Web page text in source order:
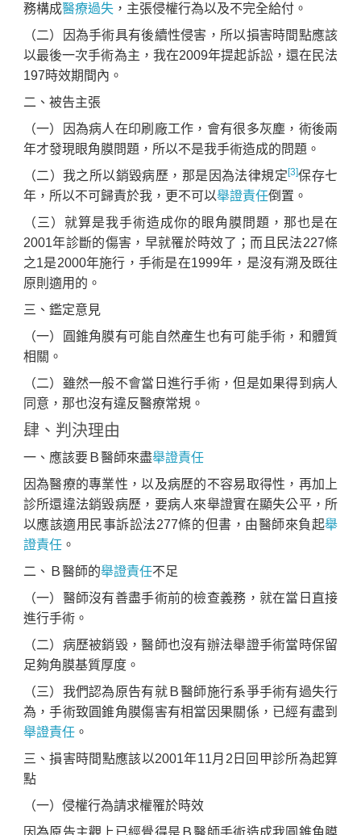
務構成醫療過失，主張侵權行為以及不完全給付。
（二）因為手術具有後續性侵害，所以損害時間點應該
以最後一次手術為主，我在2009年提起訴訟，還在民法
197時效期間內。
二、被告主張
（一）因為病人在印刷廠工作，會有很多灰塵，術後兩
年才發現眼角膜問題，所以不是我手術造成的問題。
（二）我之所以銷毀病歷，那是因為法律規定[3]保存七
年，所以不可歸責於我，更不可以舉證責任倒置。
（三）就算是我手術造成你的眼角膜問題，那也是在
2001年診斷的傷害，早就罹於時效了；而且民法227條
之1是2000年施行，手術是在1999年，是沒有溯及既往
原則適用的。
三、鑑定意見
（一）圓錐角膜有可能自然產生也有可能手術，和體質
相關。
（二）雖然一般不會當日進行手術，但是如果得到病人
同意，那也沒有違反醫療常規。
肆、判決理由
一、應該要Ｂ醫師來盡舉證責任
因為醫療的專業性，以及病歷的不容易取得性，再加上
診所還違法銷毀病歷，要病人來舉證實在顯失公平，所
以應該適用民事訴訟法277條的但書，由醫師來負起舉
證責任。
二、Ｂ醫師的舉證責任不足
（一）醫師沒有善盡手術前的檢查義務，就在當日直接
進行手術。
（二）病歷被銷毀，醫師也沒有辦法舉證手術當時保留
足夠角膜基質厚度。
（三）我們認為原告有就Ｂ醫師施行系爭手術有過失行
為，手術致圓錐角膜傷害有相當因果關係，已經有盡到
舉證責任。
三、損害時間點應該以2001年11月2日回甲診所為起算
點
（一）侵權行為請求權罹於時效
因為原告主觀上已經覺得是Ｂ醫師手術造成我圓錐角膜